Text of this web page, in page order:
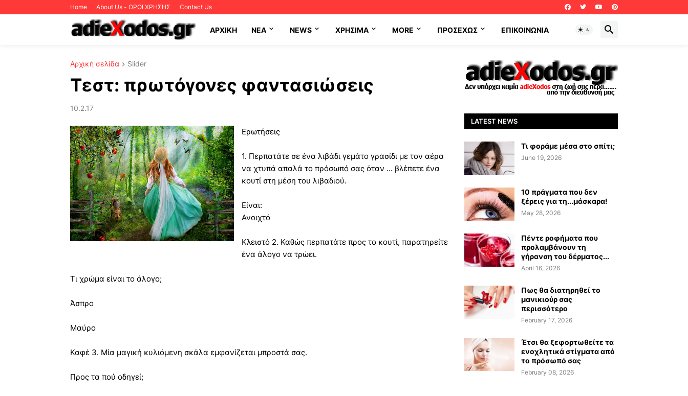
Home About Us - ΟΡΟΙ ΧΡΗΣΗΣ Contact Us
ΑΡΧΙΚΗ NEA NEWS ΧΡΉΣΙΜΑ MORE ΠΡΟΣΕΧΩΣ ΕΠΙΚΟΙΝΩΝΊΑ
Αρχική σελίδα Slider
Τεστ: πρωτόγονες φαντασιώσεις
10.2.17
Ερωτήσεις
1. Περπατάτε σε ένα λιβάδι γεμάτο γρασίδι με τον αέρα
να χτυπά απαλά το πρόσωπό σας όταν ... βλέπετε ένα
κουτί στη μέση του λιβαδιού.
Είναι:
Ανοιχτό
Κλειστό 2. Καθώς περπατάτε προς το κουτί, παρατηρείτε
ένα άλογο να τρώει.
Τι χρώμα είναι το άλογο;
Άσπρο
Μαύρο
Καφέ 3. Μία μαγική κυλιόμενη σκάλα εμφανίζεται μπροστά σας.
Προς τα πού οδηγεί;
LATEST NEWS
Τι φοράμε μέσα στο σπίτι;
June 19, 2026
10 πράγματα που δεν
ξέρεις για τη...μάσκαρα!
May 28, 2026
Πέντε ροφήματα που
προλαμβάνουν τη
γήρανση του δέρματος...
April 16, 2026
Πως θα διατηρηθεί το
μανικιούρ σας
περισσότερο
February 17, 2026
Έτσι θα ξεφορτωθείτε τα
ενοχλητικά στίγματα από
το πρόσωπό σας
February 08, 2026